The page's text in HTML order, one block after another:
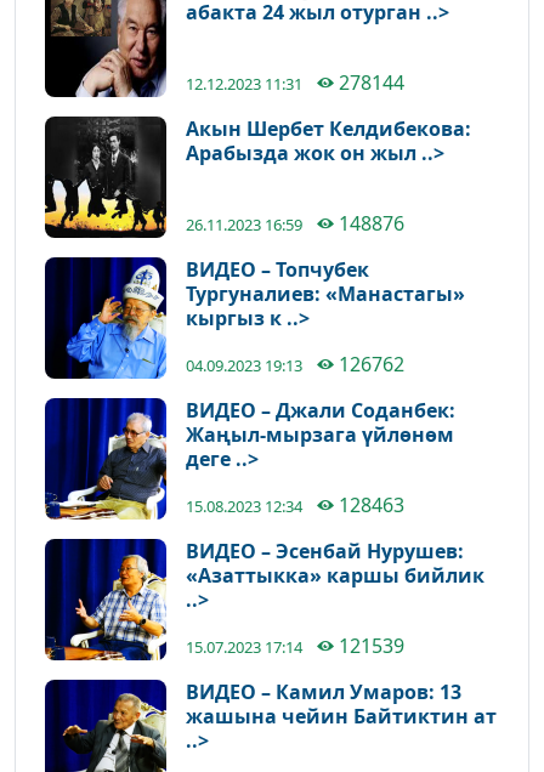
абакта 24 жыл отурган ..>
12.12.2023 11:31
278144
Акын Шербет Келдибекова:
Арабызда жок он жыл ..>
26.11.2023 16:59
148876
ВИДЕО – Топчубек
Тургуналиев: «Манастагы»
кыргыз к ..>
04.09.2023 19:13
126762
ВИДЕО – Джали Соданбек:
Жаңыл-мырзага үйлөнөм
деге ..>
15.08.2023 12:34
128463
ВИДЕО – Эсенбай Нурушев:
«Азаттыкка» каршы бийлик
..>
15.07.2023 17:14
121539
ВИДЕО – Камил Умаров: 13
жашына чейин Байтиктин ат
..>